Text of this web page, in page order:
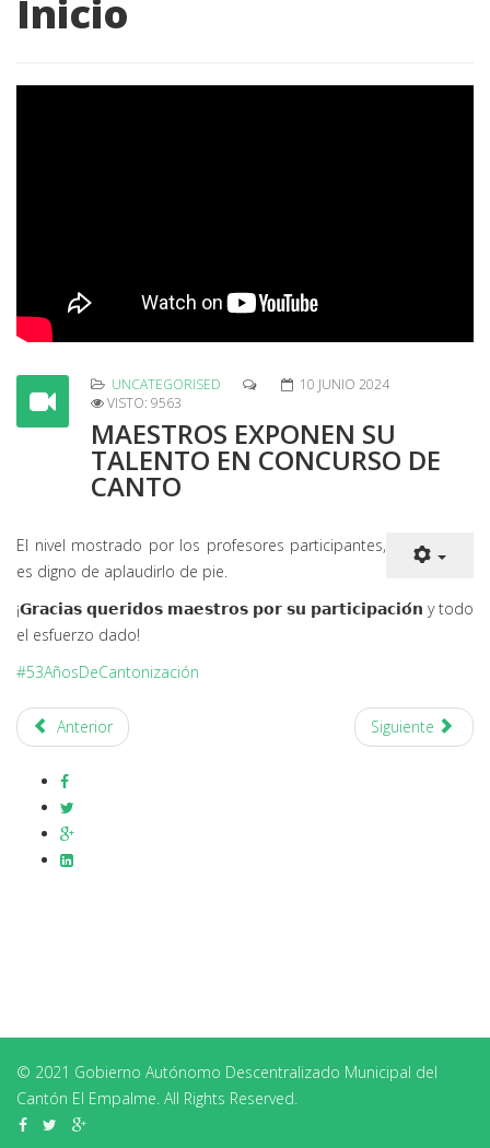
Inicio
UNCATEGORISED
10 JUNIO 2024
VISTO: 9563
MAESTROS EXPONEN SU
TALENTO EN CONCURSO DE
CANTO
El nivel mostrado por los profesores participantes,
es digno de aplaudirlo de pie.
¡𝗚𝗿𝗮𝗰𝗶𝗮𝘀 𝗾𝘂𝗲𝗿𝗶𝗱𝗼𝘀 𝗺𝗮𝗲𝘀𝘁𝗿𝗼𝘀 𝗽𝗼𝗿 𝘀𝘂 𝗽𝗮𝗿𝘁𝗶𝗰𝗶𝗽𝗮𝗰𝗶𝗼́𝗻 y todo
el esfuerzo dado!
#53AñosDeCantonización
Anterior Siguiente
© 2021 Gobierno Autónomo Descentralizado Municipal del
Cantón El Empalme. All Rights Reserved.